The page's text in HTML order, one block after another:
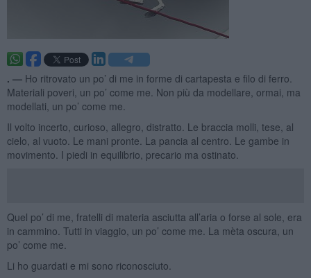
. — Ho ritrovato un po’ di me in forme di cartapesta e filo di ferro.
Materiali poveri, un po’ come me. Non più da modellare, ormai, ma
modellati, un po’ come me.
Il volto incerto, curioso, allegro, distratto. Le braccia molli, tese, al
cielo, al vuoto. Le mani pronte. La pancia al centro. Le gambe in
movimento. I piedi in equilibrio, precario ma ostinato.
Quel po’ di me, fratelli di materia asciutta all’aria o forse al sole, era
in cammino. Tutti in viaggio, un po’ come me. La mèta oscura, un
po’ come me.
Li ho guardati e mi sono riconosciuto.